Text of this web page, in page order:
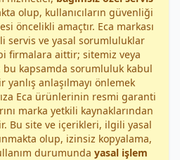
olup, kullanıcıların güvenliği
öncelikli amaçtır. Eca markası
servis ve yasal sorumluluklar
firmalara aittir; sitemiz veya
bu kapsamda sorumluluk kabul
anlaşılmayı önlemek
Eca ürünlerinin resmi garanti
marka yetkili kaynaklarından
Bu site ve içerikleri, ilgili yasal
olup, izinsiz kopyalama,
durumunda yasal işlem